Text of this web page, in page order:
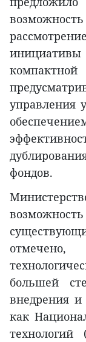
управления
фондов.
большей
внедрения и
как
технологий